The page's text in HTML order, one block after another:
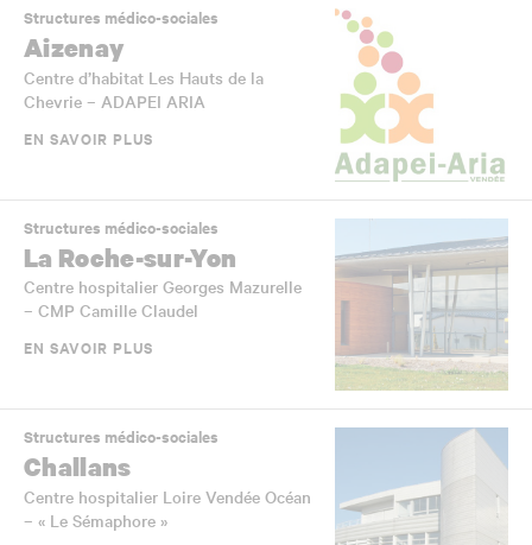
Structures médico-sociales
Aizenay
Centre d’habitat Les Hauts de la
Chevrie – ADAPEI ARIA
EN SAVOIR PLUS
Structures médico-sociales
La Roche-sur-Yon
Centre hospitalier Georges Mazurelle
– CMP Camille Claudel
EN SAVOIR PLUS
Structures médico-sociales
Challans
Centre hospitalier Loire Vendée Océan
– « Le Sémaphore »